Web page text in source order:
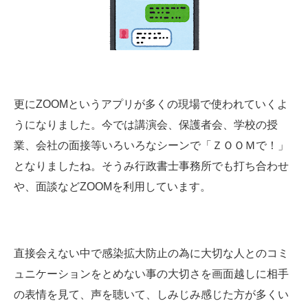
更にZOOMというアプリが多くの現場で使われていくよ
うになりました。今では講演会、保護者会、学校の授
業、会社の面接等いろいろなシーンで「ＺＯＯＭで！」
となりましたね。 そうみ行政書士事務所でも打ち合わせ
や、面談などZOOMを利用しています。
直接会えない中で感染拡大防止の為に大切な人とのコミ
ュニケーションをとめない事の大切さを画面越しに相手
の表情を見て、声を聴いて、しみじみ感じた方が多くい